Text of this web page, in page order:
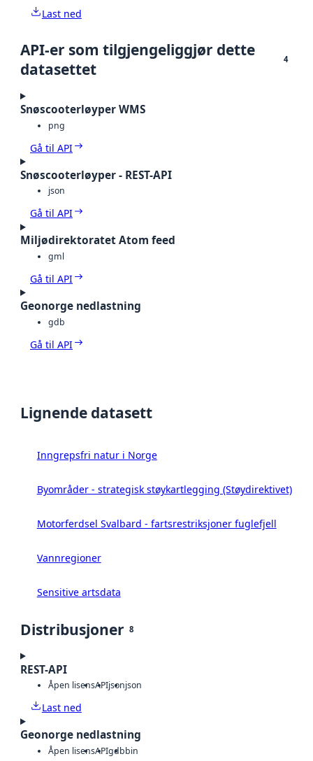
Last ned
API-er som tilgjengeliggjør dette
datasettet
4
Snøscooterløyper WMS
png
Gå til API
Snøscooterløyper - REST-API
json
Gå til API
Miljødirektoratet Atom feed
gml
Gå til API
Geonorge nedlastning
gdb
Gå til API
Lignende datasett
Inngrepsfri natur i Norge
Byområder - strategisk støykartlegging (Støydirektivet)
Motorferdsel Svalbard - fartsrestriksjoner fuglefjell
Vannregioner
Sensitive artsdata
Distribusjoner 8
REST-API
Åpen lisensAPIjsonjson
Last ned
Geonorge nedlastning
Åpen lisensAPIgdbbin